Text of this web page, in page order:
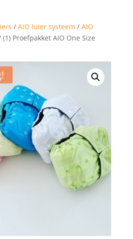
/ AIO luier systeem / AIO
Proefpakket AIO One Size